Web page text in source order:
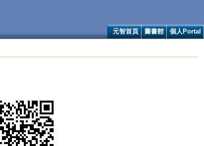
元智首頁 圖書館 個人Portal